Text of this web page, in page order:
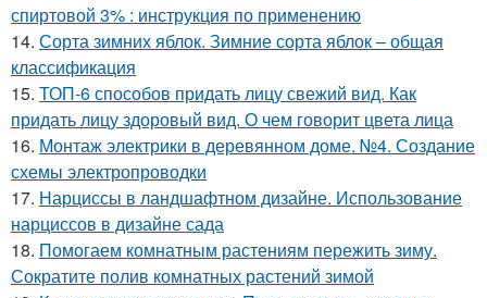
спиртовой 3% : инструкция по применению
14. Сорта зимних яблок. Зимние сорта яблок – общая
классификация
15. ТОП-6 способов придать лицу свежий вид. Как
придать лицу здоровый вид. О чем говорит цвета лица
16. Монтаж электрики в деревянном доме. №4. Создание
схемы электропроводки
17. Нарциссы в ландшафтном дизайне. Использование
нарциссов в дизайне сада
18. Помогаем комнатным растениям пережить зиму.
Сократите полив комнатных растений зимой